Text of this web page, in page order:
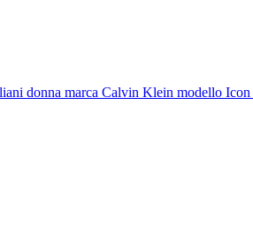
donna marca Calvin Klein modello